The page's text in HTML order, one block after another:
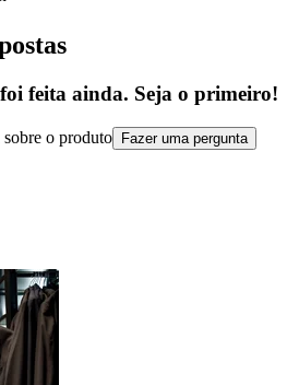
feita ainda. Seja o primeiro!
o produto Fazer uma pergunta